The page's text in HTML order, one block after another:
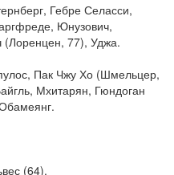
Гебре Селасси,
Юнузович,
(Лоренцен, 77), Уджа.
Пак Чжу Хо (Шмельцер,
Мхитарян, Гюндоган
(64).